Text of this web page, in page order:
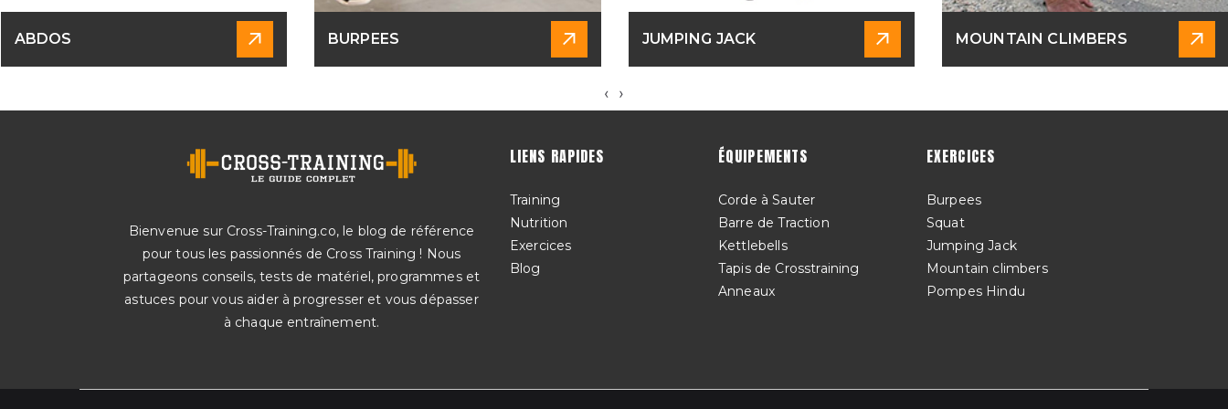
ABDOS BURPEES JUMPING JACK MOUNTAIN CLIMBERS
‹ ›
Bienvenue sur Cross-Training.co, le blog de référence
pour tous les passionnés de Cross Training ! Nous
partageons conseils, tests de matériel, programmes et
astuces pour vous aider à progresser et vous dépasser
à chaque entraînement.
LIENS RAPIDES
Training
Nutrition
Exercices
Blog
ÉQUIPEMENTS
Corde à Sauter
Barre de Traction
Kettlebells
Tapis de Crosstraining
Anneaux
EXERCICES
Burpees
Squat
Jumping Jack
Mountain climbers
Pompes Hindu